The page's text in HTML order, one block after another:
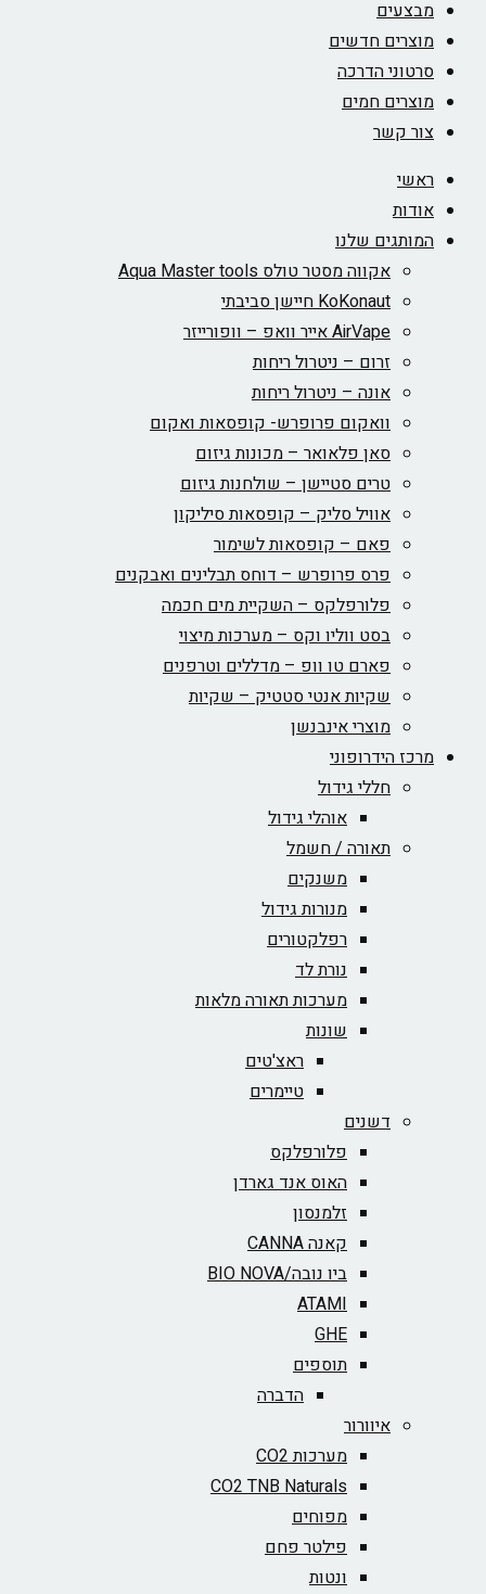
מבצעים
מוצרים חדשים
סרטוני הדרכה
מוצרים חמים
צור קשר
ראשי
אודות
המותגים שלנו
אקווה מסטר טולס Aqua Master tools
KoKonaut חיישן סביבתי
AirVape אייר וואפ – וופורייזר
זרום – ניטרול ריחות
אונה – ניטרול ריחות
וואקום פרופרש- קופסאות ואקום
סאן פלאואר – מכונות גיזום
טרים סטיישן – שולחנות גיזום
אוויל סליק – קופסאות סיליקון
פאם – קופסאות לשימור
פרס פרופרש – דוחס תבלינים ואבקנים
פלורפלקס – השקיית מים חכמה
בסט ווליו וקס – מערכות מיצוי
פארם טו וופ – מדללים וטרפנים
שקיות אנטי סטטיק – שקיות
מוצרי אינבנשן
מרכז הידרופוני
חללי גידול
אוהלי גידול
תאורה / חשמל
משנקים
מנורות גידול
רפלקטורים
נורת לד
מערכות תאורה מלאות
שונות
ראצ'טים
טיימרים
דשנים
פלורפלקס
האוס אנד גארדן
זלמנסון
קאנה CANNA
ביו נובה/BIO NOVA‏
ATAMI
GHE
תוספים
הדברה
איוורור
מערכות CO2
CO2 TNB Naturals
מפוחים
פילטר פחם
ונטות